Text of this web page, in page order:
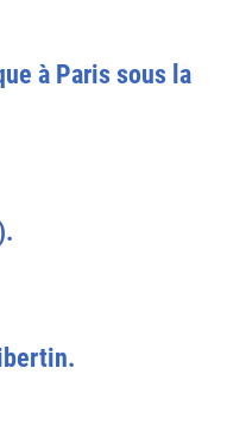
à Paris sous la